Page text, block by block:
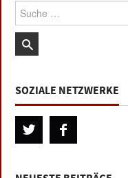
Suche:
SOZIALE NETZWERKE